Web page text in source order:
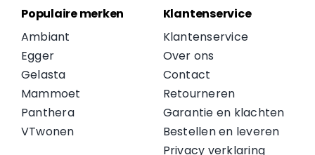
Populaire merken
Ambiant
Egger
Gelasta
Mammoet
Panthera
VTwonen
Klantenservice
Klantenservice
Over ons
Contact
Retourneren
Garantie en klachten
Bestellen en leveren
Privacy verklaring